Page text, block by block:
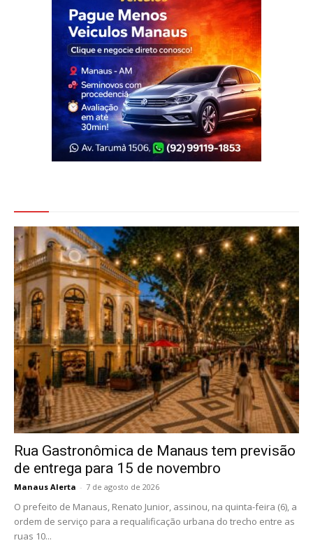
Rua Gastronômica de Manaus tem previsão
de entrega para 15 de novembro
Manaus Alerta - 7 de agosto de 2026
O prefeito de Manaus, Renato Junior, assinou, na quinta-feira (6), a
ordem de serviço para a requalificação urbana do trecho entre as
ruas 10...